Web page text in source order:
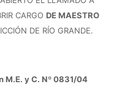
CARGO DE MAESTRO
DE RÍO GRANDE.
y C. Nº 0831/04